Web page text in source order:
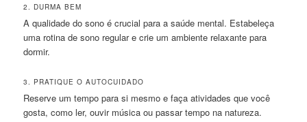
2. DURMA BEM
A qualidade do sono é crucial para a saúde mental. Estabeleça
uma rotina de sono regular e crie um ambiente relaxante para
dormir.
3. PRATIQUE O AUTOCUIDADO
Reserve um tempo para si mesmo e faça atividades que você
gosta, como ler, ouvir música ou passar tempo na natureza.